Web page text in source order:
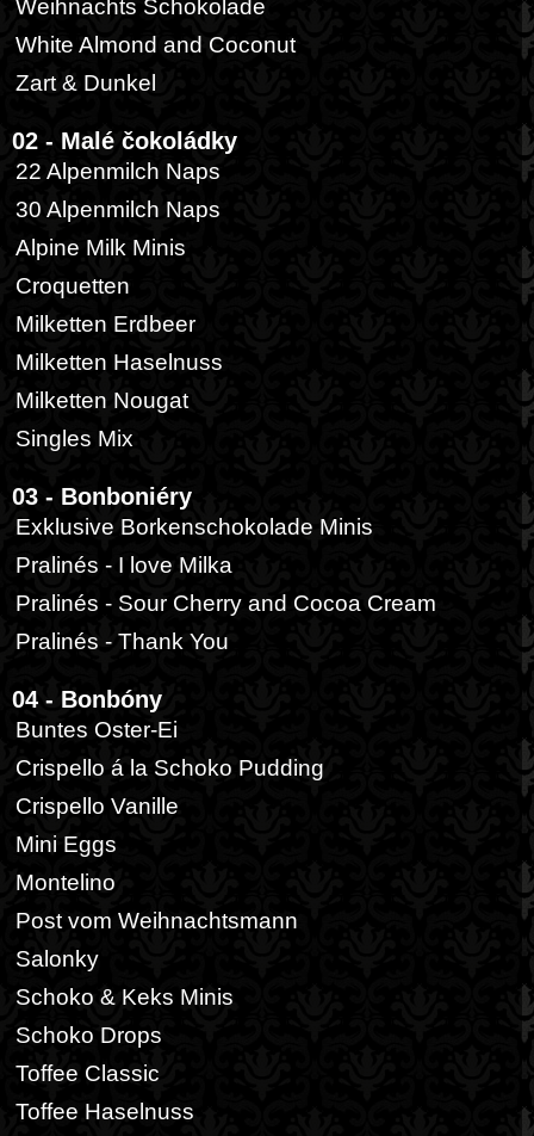
Weihnachts Schokolade
White Almond and Coconut
Zart & Dunkel
02 - Malé čokoládky
22 Alpenmilch Naps
30 Alpenmilch Naps
Alpine Milk Minis
Croquetten
Milketten Erdbeer
Milketten Haselnuss
Milketten Nougat
Singles Mix
03 - Bonboniéry
Exklusive Borkenschokolade Minis
Pralinés - I love Milka
Pralinés - Sour Cherry and Cocoa Cream
Pralinés - Thank You
04 - Bonbóny
Buntes Oster-Ei
Crispello á la Schoko Pudding
Crispello Vanille
Mini Eggs
Montelino
Post vom Weihnachtsmann
Salonky
Schoko & Keks Minis
Schoko Drops
Toffee Classic
Toffee Haselnuss